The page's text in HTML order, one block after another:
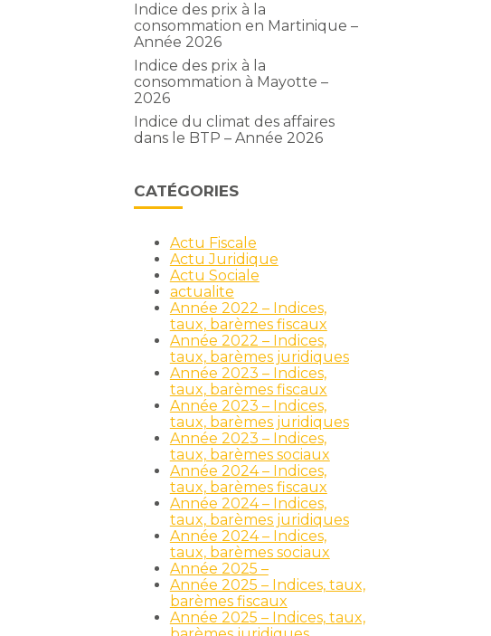
Indice des prix à la
consommation en Martinique –
Année 2026
Indice des prix à la
consommation à Mayotte –
2026
Indice du climat des affaires
dans le BTP – Année 2026
CATÉGORIES
Actu Fiscale
Actu Juridique
Actu Sociale
actualite
Année 2022 – Indices,
taux, barèmes fiscaux
Année 2022 – Indices,
taux, barèmes juridiques
Année 2023 – Indices,
taux, barèmes fiscaux
Année 2023 – Indices,
taux, barèmes juridiques
Année 2023 – Indices,
taux, barèmes sociaux
Année 2024 – Indices,
taux, barèmes fiscaux
Année 2024 – Indices,
taux, barèmes juridiques
Année 2024 – Indices,
taux, barèmes sociaux
Année 2025 –
Année 2025 – Indices, taux,
barèmes fiscaux
Année 2025 – Indices, taux,